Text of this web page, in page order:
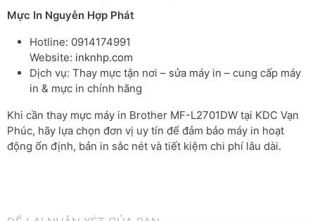
Mực In Nguyễn Hợp Phát
Hotline: 0914174991
Website: inknhp.com
Dịch vụ: Thay mực tận nơi – sửa máy in – cung cấp máy
in & mực in chính hãng
Khi cần thay mực máy in Brother MF-L2701DW tại KDC Vạn
Phúc, hãy lựa chọn đơn vị uy tín để đảm bảo máy in hoạt
động ổn định, bản in sắc nét và tiết kiệm chi phí lâu dài.